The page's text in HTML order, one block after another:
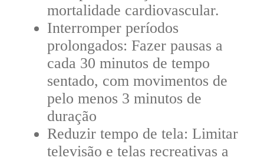
mortalidade cardiovascular.
Interromper períodos
prolongados: Fazer pausas a
cada 30 minutos de tempo
sentado, com movimentos de
pelo menos 3 minutos de
duração
Reduzir tempo de tela: Limitar
televisão e telas recreativas a